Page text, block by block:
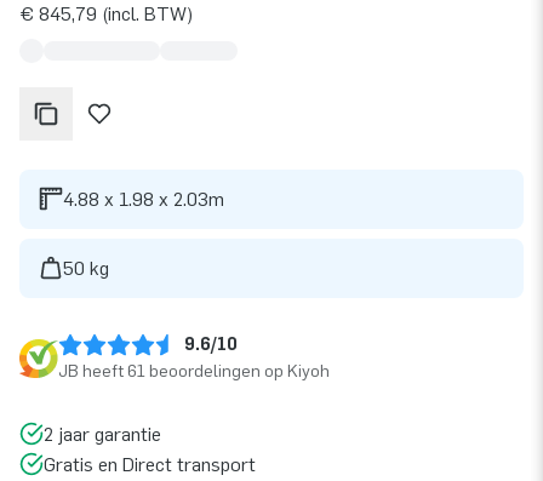
€ 845,79 (incl. BTW)
4.88 x 1.98 x 2.03m
50 kg
9.6/10
JB heeft 61 beoordelingen op Kiyoh
2 jaar garantie
Gratis en Direct transport